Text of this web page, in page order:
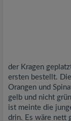
der Kragen
ersten bestellt.
Orangen und
gelb und nicht
ist meinte die
drin. Es wäre nett